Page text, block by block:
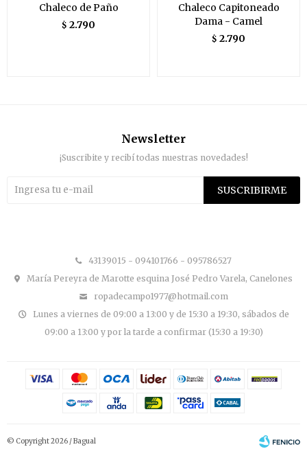
Chaleco de Paño
$ 2.790
Chaleco Capitoneado
Dama - Camel
$ 2.790
43139015 - 094101766 - 095786527
María Pereyra de Marotte esquina José Pedro Varela, Canelones
ropadecampo1977@hotmail.com
Lunes a viernes de 09:00 a 13:00 y de 15:30 a 19:30, sábados de
09:00 a 13:00 y por la tarde a confirmar (15:30 a 19:30)
Newsletter
¡Suscribite y recibí todas nuestras novedades!
SUSCRIBIRME
© Copyright 2026 / Bagual